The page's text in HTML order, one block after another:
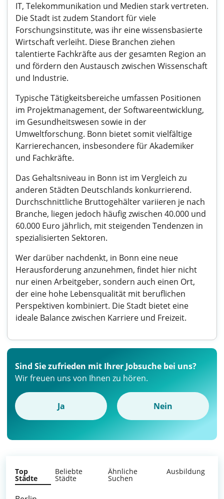
IT, Telekommunikation und Medien stark vertreten.
Die Stadt ist zudem Standort für viele
Forschungsinstitute, was ihr eine wissensbasierte
Wirtschaft verleiht. Diese Branchen ziehen
talentierte Fachkräfte aus der gesamten Region an
und fördern den Austausch zwischen Wissenschaft
und Industrie.
Typische Tätigkeitsbereiche umfassen Positionen
im Projektmanagement, der Softwareentwicklung,
im Gesundheitswesen sowie in der
Umweltforschung. Bonn bietet somit vielfältige
Karrierechancen, insbesondere für Akademiker
und Fachkräfte.
Das Gehaltsniveau in Bonn ist im Vergleich zu
anderen Städten Deutschlands konkurrierend.
Durchschnittliche Bruttogehälter variieren je nach
Branche, liegen jedoch häufig zwischen 40.000 und
60.000 Euro jährlich, mit steigenden Tendenzen in
spezialisierten Sektoren.
Wer darüber nachdenkt, in Bonn eine neue
Herausforderung anzunehmen, findet hier nicht
nur einen Arbeitgeber, sondern auch einen Ort,
der eine hohe Lebensqualität mit beruflichen
Perspektiven kombiniert. Die Stadt bietet eine
ideale Balance zwischen Karriere und Freizeit.
Sind Sie zufrieden mit Ihrer Jobsuche bei uns?
Wir freuen uns von Ihnen zu hören.
Ja Nein
Top
Städte
Beliebte
Städte
Ähnliche
Suchen
Ausbildung